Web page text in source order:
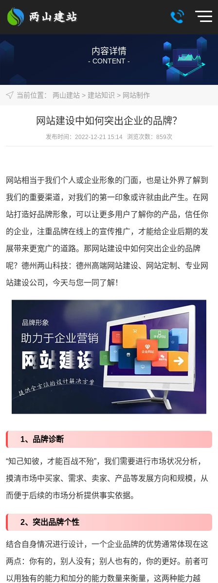
内容详情
- CONTENT -
当前位置： 两山建站> 建站知识 > 网站制作
网站建设中如何突出企业的品牌？
发布时间：2022-12-21 15:14 浏览次数： 859次
网站相当于我们个人或企业形象的门面，也是让外界了解到
我们的重要渠道，对我们的第一印象或许就由此产生。在网
站打造好品牌形象，可以让更多用户了解你的产品，信任你
的企业，注重品牌在线上的宣传推广，才能给企业后期的发
展带来更宽广的道路。那 网站建设中如何突出企业的品牌
呢？德州 两山科技 ：德州高端网站建设、网站定制、专业 网
站建设公司 ，今天与您一同了解！
1、品牌诊断
“知己知彼，才能百战不殆”，我们需要进行市场状况分析，
摸清市场中买家、需求、卖家、产品等发展方向和规模，从
而便于后续的市场分析提供事实依据。
2、突出品牌个性
结合自身情况进行设计，一个企业品牌的优势通常体现在这
两点：你有的，别人没有；别人也有的，你的更好。前者可
以用独有的能力和加分的能力数量来衡量，这两种能力越